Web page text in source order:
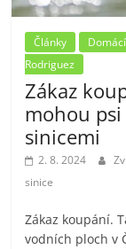
Články
Rodriguez
Zákaz
mohou
sinicemi
2. 8. 2024
sinice
Zákaz koupání.
vodních ploch v